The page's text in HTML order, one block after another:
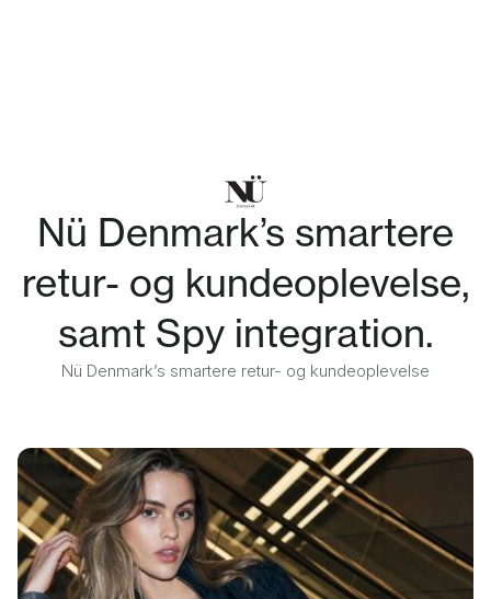
Nü Denmark’s smartere
retur- og kundeoplevelse,
samt Spy integration.
Nü Denmark’s smartere retur- og kundeoplevelse